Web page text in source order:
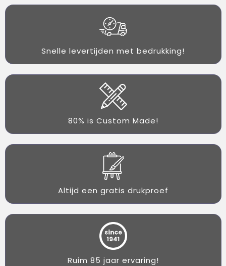
Snelle levertijden met bedrukking!
80% is Custom Made!
Altijd een gratis drukproef
Ruim 85 jaar ervaring!